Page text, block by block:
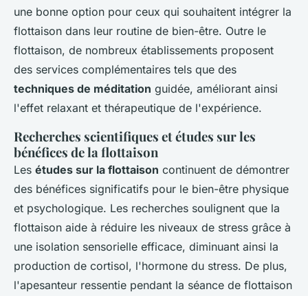
une bonne option pour ceux qui souhaitent intégrer la
flottaison dans leur routine de bien-être. Outre le
flottaison, de nombreux établissements proposent
des services complémentaires tels que des
techniques de méditation guidée, améliorant ainsi
l'effet relaxant et thérapeutique de l'expérience.
Recherches scientifiques et études sur les
bénéfices de la flottaison
Les études sur la flottaison continuent de démontrer
des bénéfices significatifs pour le bien-être physique
et psychologique. Les recherches soulignent que la
flottaison aide à réduire les niveaux de stress grâce à
une isolation sensorielle efficace, diminuant ainsi la
production de cortisol, l'hormone du stress. De plus,
l'apesanteur ressentie pendant la séance de flottaison